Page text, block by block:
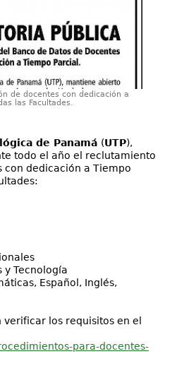
de docentes con dedicación a
las Facultades.
de Panamá (UTP),
todo el año el reclutamiento
con dedicación a Tiempo
Tecnología
Español, Inglés,
los requisitos en el
para-docentes-